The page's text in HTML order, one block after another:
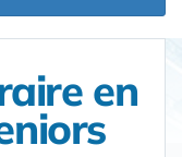
en